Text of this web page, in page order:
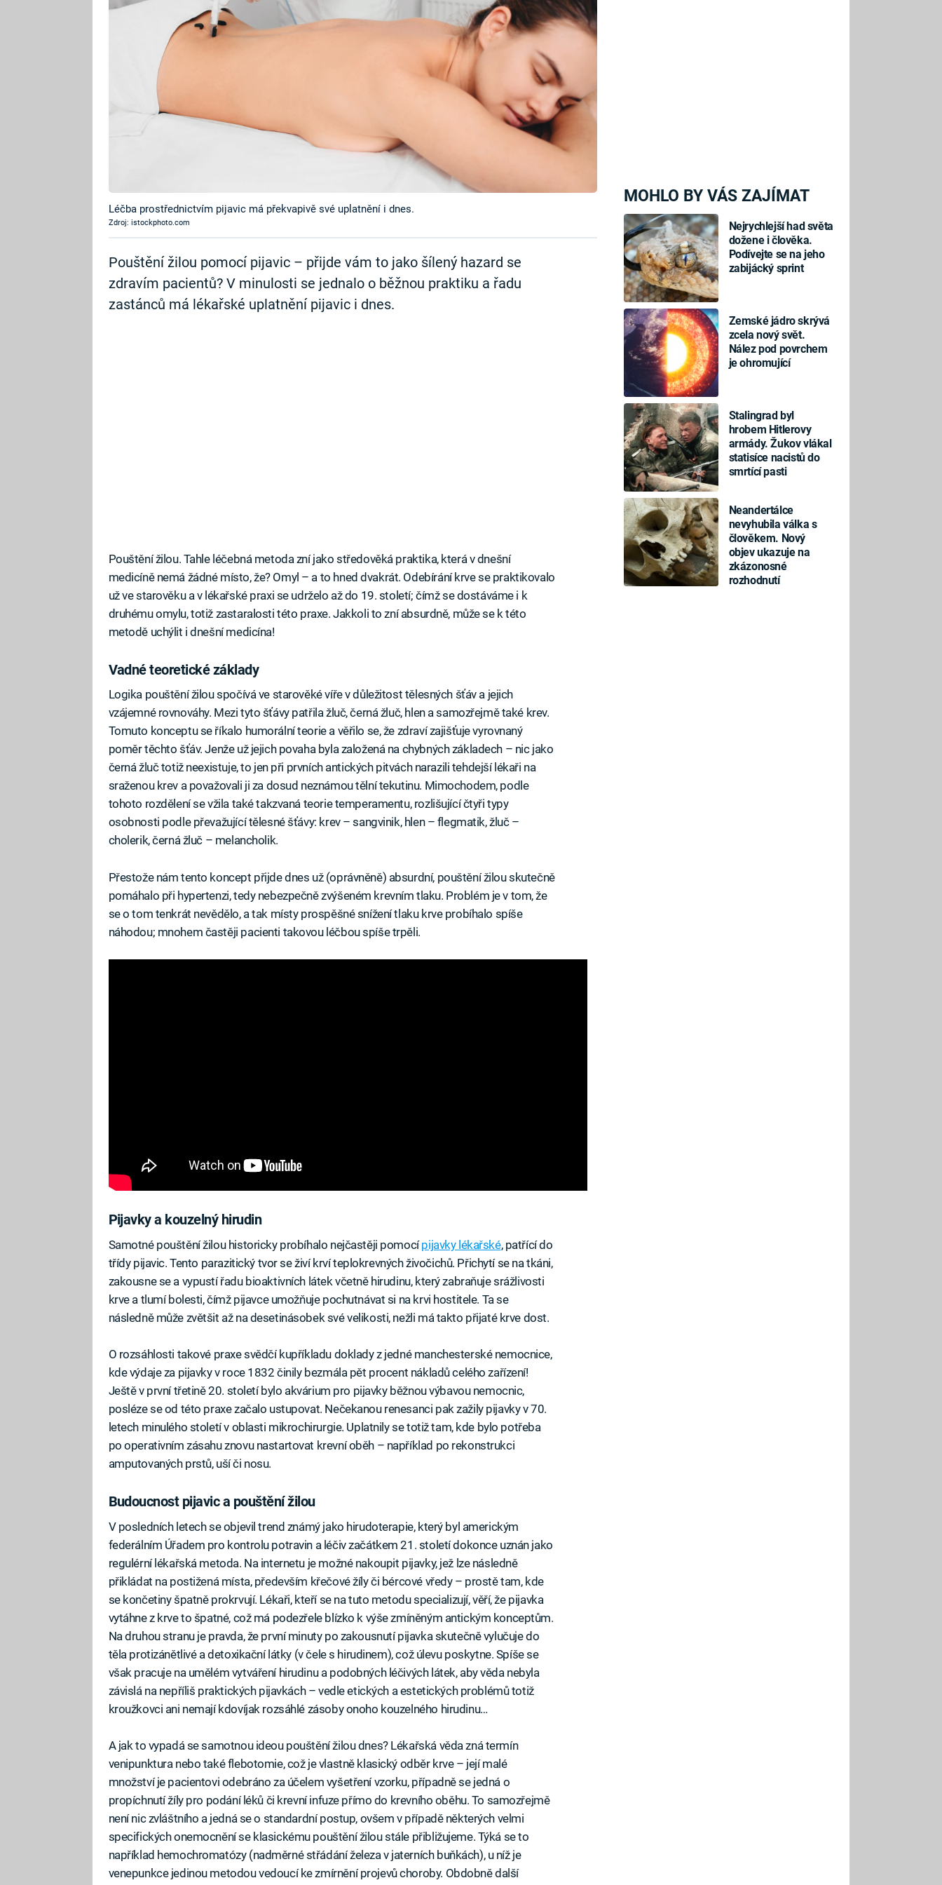
MOHLO BY VÁS ZAJÍMAT
Nejrychlejší had světa
dožene i člověka.
Podívejte se na jeho
zabijácký sprint
Zemské jádro skrývá
zcela nový svět.
Nález pod povrchem
je ohromující
Stalingrad byl
hrobem Hitlerovy
armády. Žukov vlákal
statisíce nacistů do
smrtící pasti
Neandertálce
nevyhubila válka s
člověkem. Nový
objev ukazuje na
zkázonosné
rozhodnutí
Léčba prostřednictvím pijavic má překvapivě své uplatnění i dnes.
Zdroj: istockphoto.com
Pouštění žilou pomocí pijavic – přijde vám to jako šílený hazard se
zdravím pacientů? V minulosti se jednalo o běžnou praktiku a řadu
zastánců má lékařské uplatnění pijavic i dnes.
Pouštění žilou. Tahle léčebná metoda zní jako středověká praktika, která v dnešní
medicíně nemá žádné místo, že? Omyl – a to hned dvakrát. Odebírání krve se praktikovalo
už ve starověku a v lékařské praxi se udrželo až do 19. století; čímž se dostáváme i k
druhému omylu, totiž zastaralosti této praxe. Jakkoli to zní absurdně, může se k této
metodě uchýlit i dnešní medicína!
Vadné teoretické základy
Logika pouštění žilou spočívá ve starověké víře v důležitost tělesných šťáv a jejich
vzájemné rovnováhy. Mezi tyto šťávy patřila žluč, černá žluč, hlen a samozřejmě také krev.
Tomuto konceptu se říkalo humorální teorie a věřilo se, že zdraví zajišťuje vyrovnaný
poměr těchto šťáv. Jenže už jejich povaha byla založená na chybných základech – nic jako
černá žluč totiž neexistuje, to jen při prvních antických pitvách narazili tehdejší lékaři na
sraženou krev a považovali ji za dosud neznámou tělní tekutinu. Mimochodem, podle
tohoto rozdělení se vžila také takzvaná teorie temperamentu, rozlišující čtyři typy
osobnosti podle převažující tělesné šťávy: krev – sangvinik, hlen – flegmatik, žluč –
cholerik, černá žluč – melancholik.
Přestože nám tento koncept přijde dnes už (oprávněně) absurdní, pouštění žilou skutečně
pomáhalo při hypertenzi, tedy nebezpečně zvýšeném krevním tlaku. Problém je v tom, že
se o tom tenkrát nevědělo, a tak místy prospěšné snížení tlaku krve probíhalo spíše
náhodou; mnohem častěji pacienti takovou léčbou spíše trpěli.
Pijavky a kouzelný hirudin
Samotné pouštění žilou historicky probíhalo nejčastěji pomocípijavky lékařské, patřící do
třídy pijavic. Tento parazitický tvor se živí krví teplokrevných živočichů. Přichytí se na tkáni,
zakousne se a vypustí řadu bioaktivních látek včetně hirudinu, který zabraňuje srážlivosti
krve a tlumí bolesti, čímž pijavce umožňuje pochutnávat si na krvi hostitele. Ta se
následně může zvětšit až na desetinásobek své velikosti, nežli má takto přijaté krve dost.
O rozsáhlosti takové praxe svědčí kupříkladu doklady z jedné manchesterské nemocnice,
kde výdaje za pijavky v roce 1832 činily bezmála pět procent nákladů celého zařízení!
Ještě v první třetině 20. století bylo akvárium pro pijavky běžnou výbavou nemocnic,
posléze se od této praxe začalo ustupovat. Nečekanou renesanci pak zažily pijavky v 70.
letech minulého století v oblasti mikrochirurgie. Uplatnily se totiž tam, kde bylo potřeba
po operativním zásahu znovu nastartovat krevní oběh – například po rekonstrukci
amputovaných prstů, uší či nosu.
Budoucnost pijavic a pouštění žilou
V posledních letech se objevil trend známý jako hirudoterapie, který byl americkým
federálním Úřadem pro kontrolu potravin a léčiv začátkem 21. století dokonce uznán jako
regulérní lékařská metoda. Na internetu je možné nakoupit pijavky, jež lze následně
přikládat na postižená místa, především křečové žíly či bércové vředy – prostě tam, kde
se končetiny špatně prokrvují. Lékaři, kteří se na tuto metodu specializují, věří, že pijavka
vytáhne z krve to špatné, což má podezřele blízko k výše zmíněným antickým konceptům.
Na druhou stranu je pravda, že první minuty po zakousnutí pijavka skutečně vylučuje do
těla protizánětlivé a detoxikační látky (v čele s hirudinem), což úlevu poskytne. Spíše se
však pracuje na umělém vytváření hirudinu a podobných léčivých látek, aby věda nebyla
závislá na nepříliš praktických pijavkách – vedle etických a estetických problémů totiž
kroužkovci ani nemají kdovíjak rozsáhlé zásoby onoho kouzelného hirudinu…
A jak to vypadá se samotnou ideou pouštění žilou dnes? Lékařská věda zná termín
venipunktura nebo také flebotomie, což je vlastně klasický odběr krve – její malé
množství je pacientovi odebráno za účelem vyšetření vzorku, případně se jedná o
propíchnutí žíly pro podání léků či krevní infuze přímo do krevního oběhu. To samozřejmě
není nic zvláštního a jedná se o standardní postup, ovšem v případě některých velmi
specifických onemocnění se klasickému pouštění žilou stále přibližujeme. Týká se to
například hemochromatózy (nadměrné střádání železa v jaterních buňkách), u níž je
venepunkce jedinou metodou vedoucí ke zmírnění projevů choroby. Obdobně další